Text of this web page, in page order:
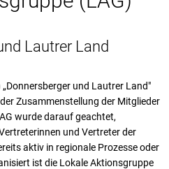
Lautrer Land
und Lautrer Land"
Zusammenstellung der Mitglieder
wurde darauf geachtet,
und Vertreter der
aktiv in regionale Prozesse oder
ist die Lokale Aktionsgruppe